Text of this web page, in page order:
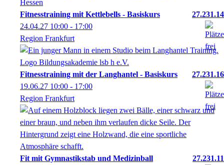
Fitnesstraining mit Kettlebells - Basiskurs
27.231.14
24.04.27 10:00 - 17:00
Region Frankfurt
Fitnesstraining mit der Langhantel - Basiskurs
27.231.16
19.06.27 10:00 - 17:00
Region Frankfurt
Fit mit Gymnastikstab und Medizinball
27.231.11